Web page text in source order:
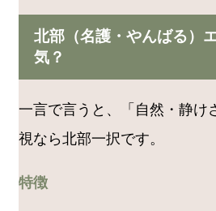
北部（名護・やんばる）
気？
一言で言うと、「自然・静け
視なら北部一択です。
特徴